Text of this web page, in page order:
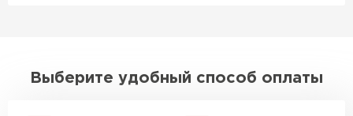
Выберите удобный способ оплаты